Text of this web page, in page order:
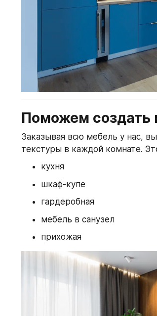
Поможем создать
Заказывая всю мебель у нас,
текстуры в каждой комнате.
кухня
шкаф-купе
гардеробная
мебель в санузел
прихожая